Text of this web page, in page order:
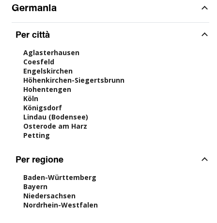
Germania
Per città
Aglasterhausen
Coesfeld
Engelskirchen
Höhenkirchen-Siegertsbrunn
Hohentengen
Köln
Königsdorf
Lindau (Bodensee)
Osterode am Harz
Petting
Per regione
Baden-Württemberg
Bayern
Niedersachsen
Nordrhein-Westfalen